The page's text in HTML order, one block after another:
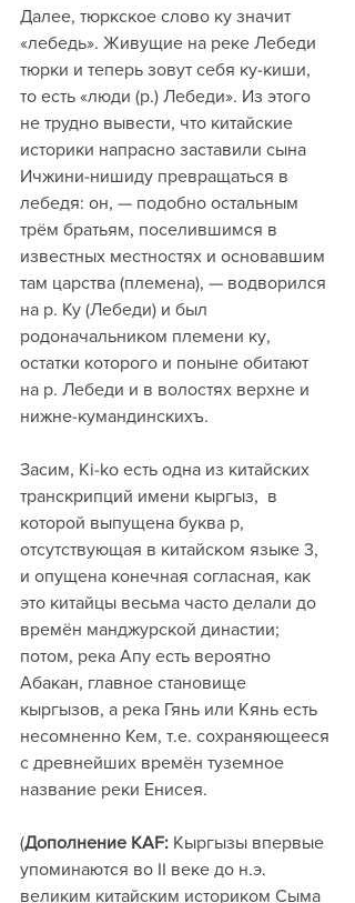
Далее, тюркское слово ку значит
«лебедь». Живущие на реке Лебеди
тюрки и теперь зовут себя ку-киши,
то есть «люди (р.) Лебеди». Из этого
не трудно вывести, что китайские
историки напрасно заставили сына
Ичжини-нишиду превращаться в
лебедя: он, — подобно остальным
трём братьям, поселившимся в
известных местностях и основавшим
там царства (племена), — водворился
на р. Ку (Лебеди) и был
родоначальником племени ку,
остатки которого и поныне обитают
на р. Лебеди и в волостях верхне и
нижне-кумандинскихъ.
Засим, Ki-ko есть одна из китайских
транскрипций имени кыргыз,  в
которой выпущена буква р,
отсутствующая в китайском языке 3,
и опущена конечная согласная, как
это китайцы весьма часто делали до
времён манджурской династии;
потом, река Апу есть вероятно
Абакан, главное становище
кыргызов, а река Гянь или Кянь есть
несомненно Кем, т.е. сохраняющееся
с древнейших времён туземное
название реки Енисея.
(Дополнение KAF: Кыргызы впервые
упоминаются во II веке до н.э.
великим китайским историком Сыма